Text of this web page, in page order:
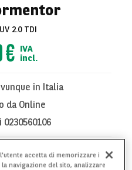
2.0 TDI
€ IVA
incl.
in Italia
da Online
0230560106
accetta di memorizzare i
navigazione del sito, analizzare